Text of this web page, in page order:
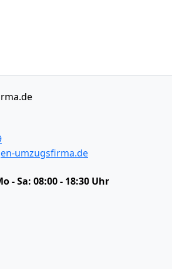
umzugsfirma.de
- Sa: 08:00 - 18:30 Uhr